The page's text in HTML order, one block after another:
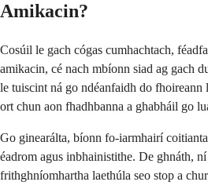
Amikacin?
Cosúil le gach cógas cumhachtach,
amikacin, cé nach mbíonn siad ag gach
le tuiscint ná go ndéanfaidh do fhoireann
ort chun aon fhadhbanna a ghabháil go
Go ginearálta, bíonn fo-iarmhairí
éadrom agus inbhainistithe. De ghnáth,
frithghníomhartha laethúla seo stop a